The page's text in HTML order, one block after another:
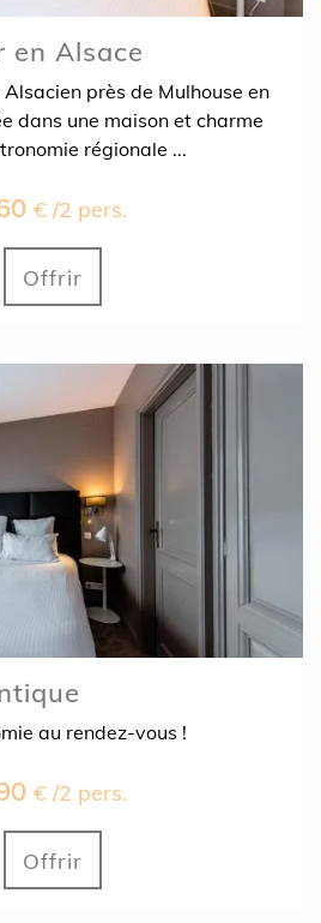
en Alsace
près de Mulhouse en
dans une maison et charme
régionale ...
€ /2 pers.
Offrir
au rendez-vous !
€ /2 pers.
Offrir